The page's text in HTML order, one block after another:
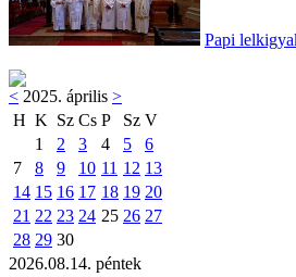
Papi
< 2025. április >
H K Sz Cs P Sz V
1
2 3 4 5
6
7
8 9 10 11 12 13
14 15 16 17 18 19 20
21 22 23 24 25 26 27
28 29 30
2026.08.14. péntek